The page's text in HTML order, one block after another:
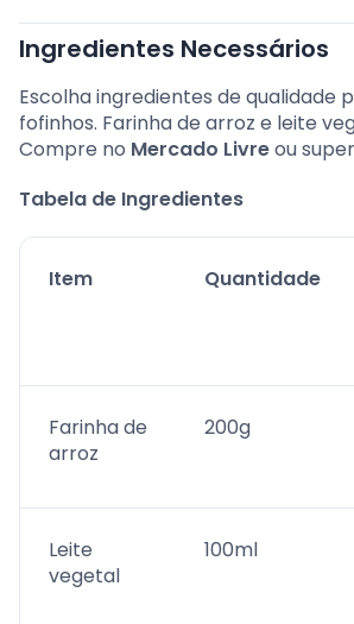
Ingredientes Necessários
Escolha ingredientes de qualidade
fofinhos. Farinha de arroz e leite
Compre no Mercado Livreou
Tabela de Ingredientes
Item Quantidade
Farinha de
arroz
200g
Leite
vegetal
100ml